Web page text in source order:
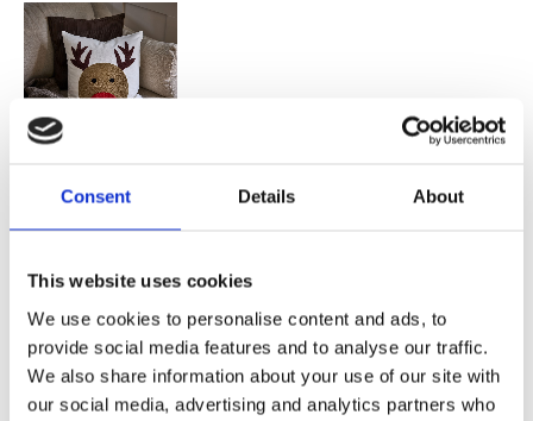
Consent Details About
This website uses cookies
We use cookies to personalise content and ads, to
provide social media features and to analyse our traffic.
We also share information about your use of our site with
our social media, advertising and analytics partners who
219,00
Antal
Lagerstatus 5 st i lager Artikelnr 25742
Tillverkare